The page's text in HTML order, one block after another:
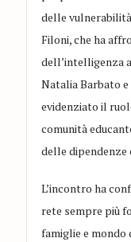
delle
Filoni, che ha
dell’intelligenza
Natalia Barbato e
evidenziato il
comunità
delle
L’incontro ha
rete sempre più
famiglie e